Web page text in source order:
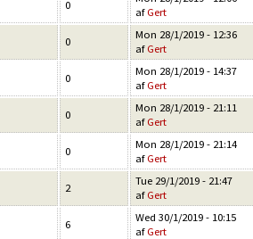
0
af Gert
0
Mon 28/1/2019 - 12:36
af Gert
0
Mon 28/1/2019 - 14:37
af Gert
0
Mon 28/1/2019 - 21:11
af Gert
0
Mon 28/1/2019 - 21:14
af Gert
2
Tue 29/1/2019 - 21:47
af Gert
6
Wed 30/1/2019 - 10:15
af Gert